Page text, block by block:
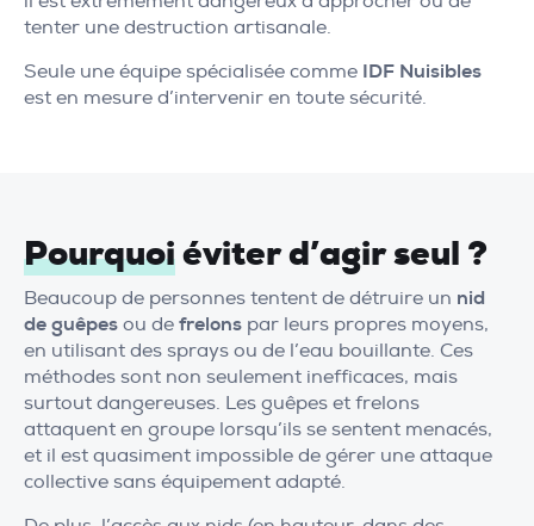
tenter une destruction artisanale.
Seule une équipe spécialisée comme IDF Nuisibles
est en mesure d’intervenir en toute sécurité.
Pourquoiéviter d’agir seul ?
Beaucoup de personnes tentent de détruire un nid
de guêpes ou de frelons par leurs propres moyens,
en utilisant des sprays ou de l’eau bouillante. Ces
méthodes sont non seulement inefficaces, mais
surtout dangereuses. Les guêpes et frelons
attaquent en groupe lorsqu’ils se sentent menacés,
et il est quasiment impossible de gérer une attaque
collective sans équipement adapté.